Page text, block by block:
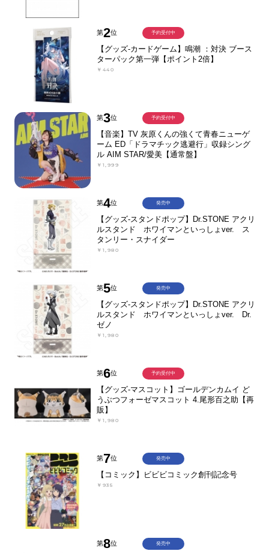
第2位
【グッズ-カードゲーム】鳴潮 ：対決 ブース
ターパック第一弾【ポイント2倍】
￥440
予約受付中
第3位
【音楽】TV 灰原くんの強くて青春ニューゲ
ーム ED「ドラマチック逃避行」収録シング
ル AIM STAR/愛美【通常盤】
￥1,999
予約受付中
第4位
【グッズ-スタンドポップ】Dr.STONE アクリ
ルスタンド ホワイマンといっしょver. ス
タンリー・スナイダー
￥1,980
発売中
第5位
【グッズ-スタンドポップ】Dr.STONE アクリ
ルスタンド ホワイマンといっしょver. Dr.
ゼノ
￥1,980
発売中
第6位
【グッズ-マスコット】ゴールデンカムイ ど
うぶつフォーゼマスコット 4.尾形百之助【再
販】
￥1,980
予約受付中
第7位
【コミック】ビビビコミック創刊記念号
￥935
発売中
第8位 発売中